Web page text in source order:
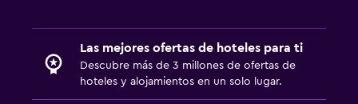
Las mejores ofertas de hoteles para ti
Descubre más de 3 millones de ofertas de
hoteles y alojamientos en un solo lugar.